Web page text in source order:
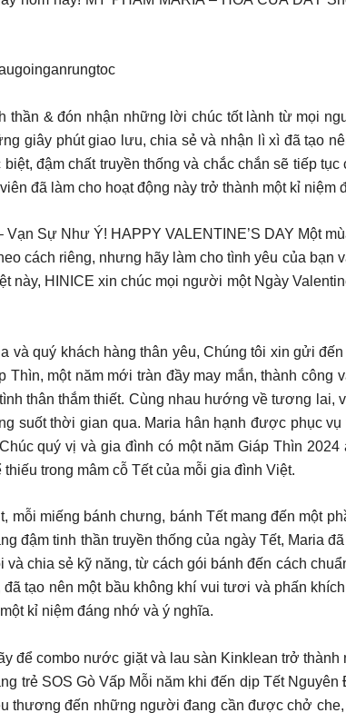
& đón nhận những lời chúc tốt lành từ mọi
giây phút giao lưu, chia sẻ và nhận lì xì đã tạo
đậm chất truyền thống và chắc chắn sẽ tiếp
đã làm cho hoạt động này trở thành một kỉ niệm
Sự Như Ý! HAPPY VALENTINE’S DAY Một
cách riêng, nhưng hãy làm cho tình yêu của
HINICE xin chúc mọi người một Ngày
và quý khách hàng thân yêu, Chúng tôi xin gửi
một năm mới tràn đầy may mắn, thành công
thân thắm thiết. Cùng nhau hướng về tương
suốt thời gian qua. Maria hân hạnh được phục
quý vị và gia đình có một năm Giáp Thìn 2024
trong mâm cỗ Tết của mỗi gia đình Việt.
miếng bánh chưng, bánh Tết mang đến một
đậm tinh thần truyền thống của ngày Tết, Maria
chia sẻ kỹ năng, từ cách gói bánh đến cách
tạo nên một bầu không khí vui tươi và phấn
kỉ niệm đáng nhớ và ý nghĩa.
để combo nước giặt và lau sàn Kinklean trở
trẻ SOS Gò Vấp Mỗi năm khi đến dịp Tết
thương đến những người đang cần được chở